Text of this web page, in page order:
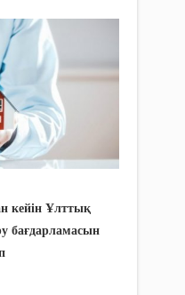
кейін Ұлттық
бағдарламасын